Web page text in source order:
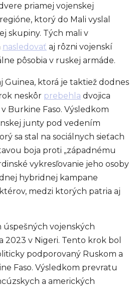
priamej vojenskej
ktorý do Mali vyslal
skupiny. Tých mali v
nasledovať aj rôzni vojenskí
pôsobia v ruskej armáde.
Guinea, ktorá je taktiež dodnes
neskôr prebehla dvojica
Burkine Faso. Výsledkom
junty pod vedením
sa stal na sociálnych sieťach
boja proti „západnému
vykresľovanie jeho osoby
hybridnej kampane
medzi ktorých patria aj
vojenských
2023 v Nigeri. Tento krok bol
podporovaný Ruskom a
Faso. Výsledkom prevratu
a amerických